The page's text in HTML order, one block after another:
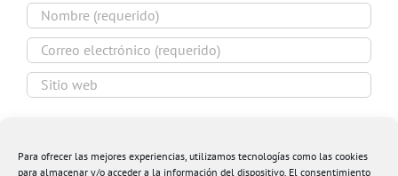
Para ofrecer las mejores experiencias, utilizamos tecnologías como las cookies
para almacenar y/o acceder a la información del dispositivo. El consentimiento
navegador para la próxima vez que comente.